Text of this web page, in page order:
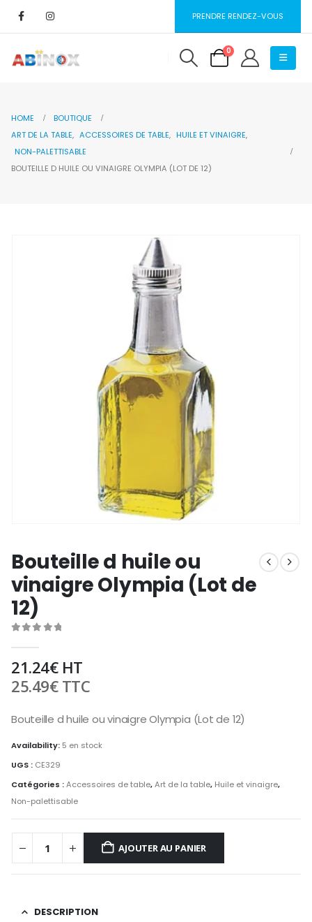
PRENDRE RENDEZ-VOUS
0
HOME
BOUTIQUE
ART DE LA TABLE, ACCESSOIRES DE TABLE, HUILE ET VINAIGRE,
NON-PALETTISABLE
BOUTEILLE D HUILE OU VINAIGRE OLYMPIA (LOT DE 12)
Bouteille d huile ou
vinaigre Olympia (Lot de
12)
21.24€HT
25.49€TTC
Bouteille d huile ou vinaigre Olympia (Lot de 12)
Availability: 5 en stock
UGS : CE329
Catégories :Accessoires de table,Art de la table, Huile et vinaigre,
Non-palettisable
AJOUTER AU PANIER
DESCRIPTION